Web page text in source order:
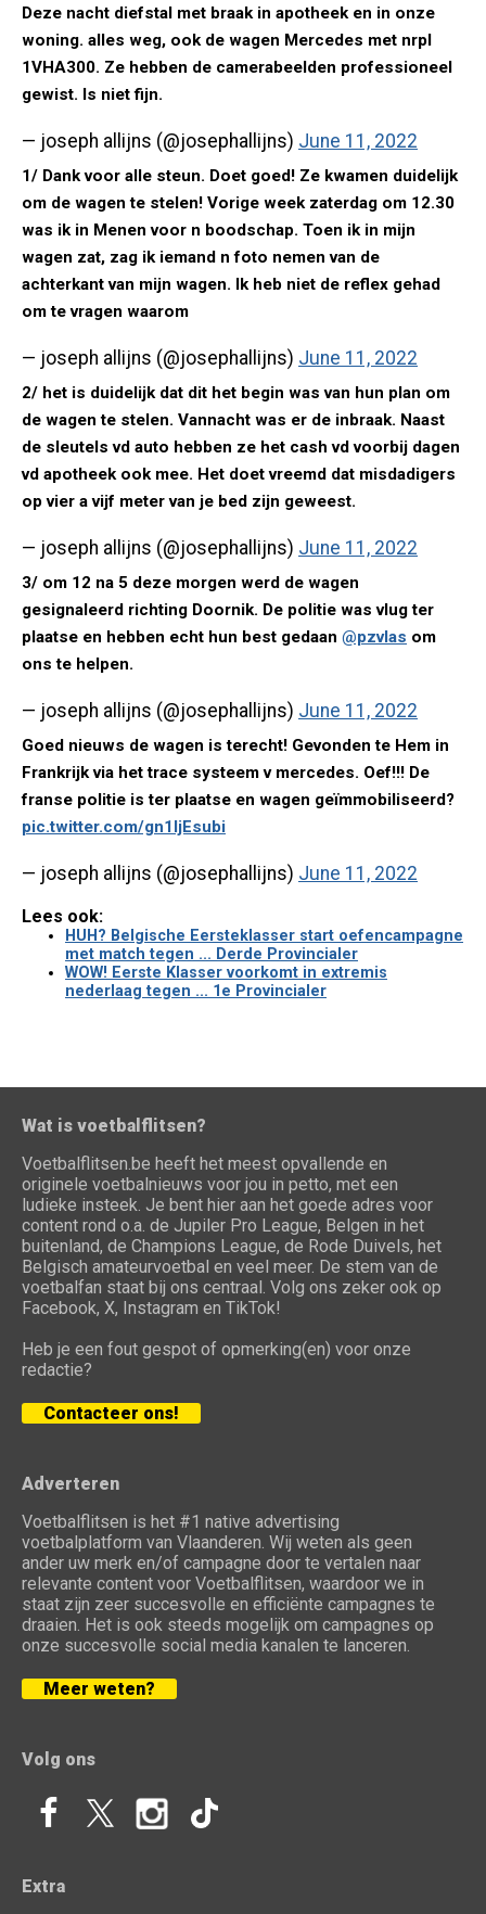
Deze nacht diefstal met braak in apotheek en in onze
woning. alles weg, ook de wagen Mercedes met nrpl
1VHA300. Ze hebben de camerabeelden professioneel
gewist. Is niet fijn.
— joseph allijns (@josephallijns) June 11, 2022
1/ Dank voor alle steun. Doet goed! Ze kwamen duidelijk
om de wagen te stelen! Vorige week zaterdag om 12.30
was ik in Menen voor n boodschap. Toen ik in mijn
wagen zat, zag ik iemand n foto nemen van de
achterkant van mijn wagen. Ik heb niet de reflex gehad
om te vragen waarom
— joseph allijns (@josephallijns) June 11, 2022
2/ het is duidelijk dat dit het begin was van hun plan om
de wagen te stelen. Vannacht was er de inbraak. Naast
de sleutels vd auto hebben ze het cash vd voorbij dagen
vd apotheek ook mee. Het doet vreemd dat misdadigers
op vier a vijf meter van je bed zijn geweest.
— joseph allijns (@josephallijns) June 11, 2022
3/ om 12 na 5 deze morgen werd de wagen
gesignaleerd richting Doornik. De politie was vlug ter
plaatse en hebben echt hun best gedaan @pzvlas om
ons te helpen.
— joseph allijns (@josephallijns) June 11, 2022
Goed nieuws de wagen is terecht! Gevonden te Hem in
Frankrijk via het trace systeem v mercedes. Oef!!! De
franse politie is ter plaatse en wagen geïmmobiliseerd?
pic.twitter.com/gn1IjEsubi
— joseph allijns (@josephallijns) June 11, 2022
Lees ook:
HUH? Belgische Eersteklasser start oefencampagne
met match tegen ... Derde Provincialer
WOW! Eerste Klasser voorkomt in extremis
nederlaag tegen ... 1e Provincialer
Wat is voetbalflitsen?
Voetbalflitsen.be heeft het meest opvallende en
originele voetbalnieuws voor jou in petto, met een
ludieke insteek. Je bent hier aan het goede adres voor
content rond o.a. de Jupiler Pro League, Belgen in het
buitenland, de Champions League, de Rode Duivels, het
Belgisch amateurvoetbal en veel meer. De stem van de
voetbalfan staat bij ons centraal. Volg ons zeker ook op
Facebook, X, Instagram en TikTok!
Heb je een fout gespot of opmerking(en) voor onze
redactie?
Contacteer ons!
Adverteren
Voetbalflitsen is het #1 native advertising
voetbalplatform van Vlaanderen. Wij weten als geen
ander uw merk en/of campagne door te vertalen naar
relevante content voor Voetbalflitsen, waardoor we in
staat zijn zeer succesvolle en efficiënte campagnes te
draaien. Het is ook steeds mogelijk om campagnes op
onze succesvolle social media kanalen te lanceren.
Meer weten?
Volg ons
Extra